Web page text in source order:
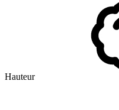
Hauteur